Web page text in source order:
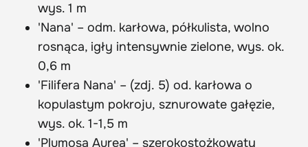
wys. 1 m
'Nana' – odm. karłowa, półkulista, wolno
rosnąca, igły intensywnie zielone, wys. ok.
0,6 m
'Filifera Nana' – (zdj. 5) od. karłowa o
kopulastym pokroju, sznurowate gałęzie,
wys. ok. 1-1,5 m
'Plumosa Aurea' – szerokostożkowaty